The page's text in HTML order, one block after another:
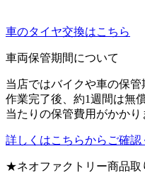
車のタイヤ交換はこちら
車両保管期間について
当店ではバイクや車の保管
作業完了後、約1週間は無
当たりの保管費用がかかり
詳しくはこちらからご確認
★ネオファクトリー商品取